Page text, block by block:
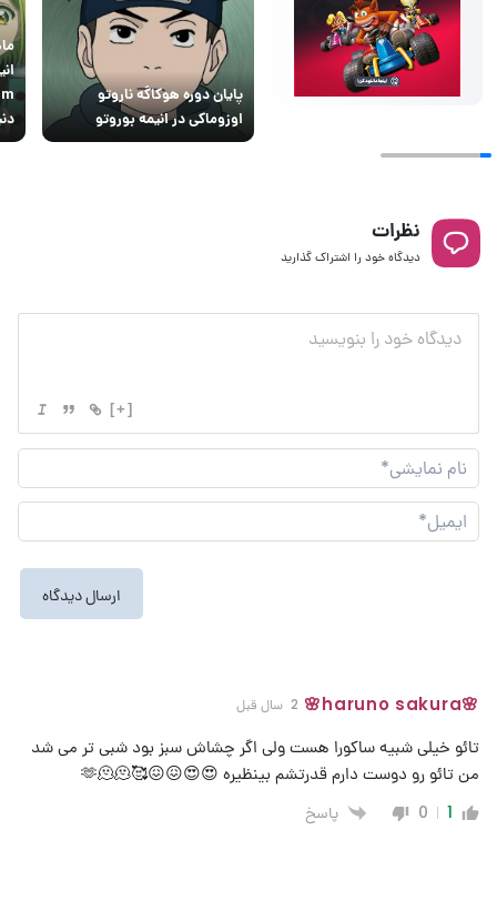
پایان دوره هوکاگه ناروتو
اوزوماکی در انیمه بوروتو
نظرات
دیدگاه خود را اشتراک گذارید
[+]
نام
🌸haruno sakura🌸 2 سال قبل
تائو خیلی شبیه ساکورا هست ولی اگر چشاش سبز بود شبی تر می شد
من تائو رو دوست دارم قدرتشم بینظیره 😍😍😖😖🥰🫶🫠🫠
1
0 پاسخ